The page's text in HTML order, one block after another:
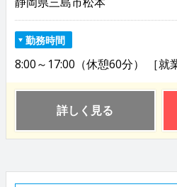
勤務時間
8:00～17:00（休憩60分） ［就
詳しく見る